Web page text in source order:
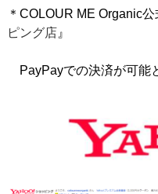
＊COLOUR ME Organic
ピング店』
PayPayでの決済が可能